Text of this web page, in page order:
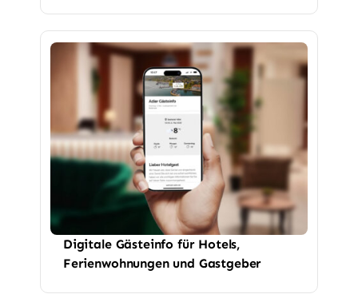
Digitale Gästeinfo für Hotels,
Ferienwohnungen und Gastgeber